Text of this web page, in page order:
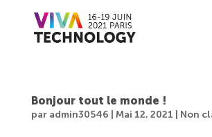
Bonjour tout le monde !
par admin30546 Mai 12, 2021 Non